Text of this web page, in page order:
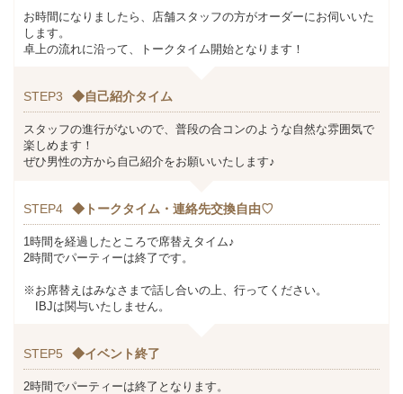
お時間になりましたら、店舗スタッフの方がオーダーにお伺いいた
します。
卓上の流れに沿って、トークタイム開始となります！
STEP3 ◆自己紹介タイム
スタッフの進行がないので、普段の合コンのような自然な雰囲気で
楽しめます！
ぜひ男性の方から自己紹介をお願いいたします♪
STEP4 ◆トークタイム・連絡先交換自由♡
1時間を経過したところで席替えタイム♪
2時間でパーティーは終了です。
※お席替えはみなさまで話し合いの上、行ってください。
IBJは関与いたしません。
STEP5 ◆イベント終了
2時間でパーティーは終了となります。